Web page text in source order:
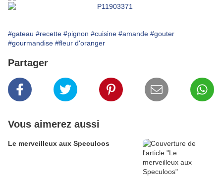
#gateau #recette #pignon #cuisine #amande #gouter
#gourmandise #fleur d'oranger
Partager
Vous aimerez aussi
Le merveilleux aux Speculoos